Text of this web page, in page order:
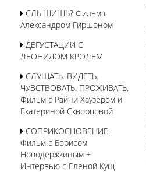
СЛЫШИШЬ? Фильм с
Александром Гиршоном
ДЕГУСТАЦИИ С
ЛЕОНИДОМ КРОЛЕМ
СЛУШАТЬ. ВИДЕТЬ.
ЧУВСТВОВАТЬ. ПРОЖИВАТЬ.
Фильм с Райни Хаузером и
Екатериной Скворцовой
СОПРИКОСНОВЕНИЕ.
Фильм с Борисом
Новодержкиным +
Интервью с Еленой Кущ